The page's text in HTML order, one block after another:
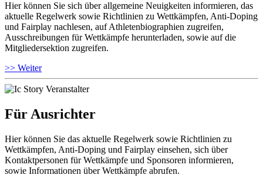
Hier können Sie sich über allgemeine Neuigkeiten informieren, das
aktuelle Regelwerk sowie Richtlinien zu Wettkämpfen, Anti-Doping
und Fairplay nachlesen, auf Athletenbiographien zugreifen,
Ausschreibungen für Wettkämpfe herunterladen, sowie auf die
Mitgliedersektion zugreifen.
>> Weiter
Für Ausrichter
Hier können Sie das aktuelle Regelwerk sowie Richtlinien zu
Wettkämpfen, Anti-Doping und Fairplay einsehen, sich über
Kontaktpersonen für Wettkämpfe und Sponsoren informieren,
sowie Informationen über Wettkämpfe abrufen.